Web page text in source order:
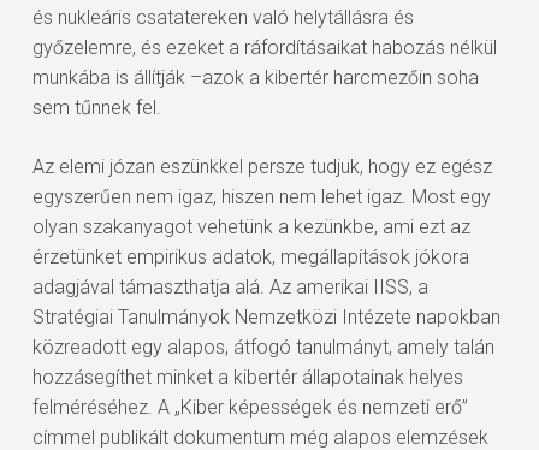
és nukleáris csatatereken való helytállásra és
győzelemre, és ezeket a ráfordításaikat habozás nélkül
munkába is állítják –azok a kibertér harcmezőin soha
sem tűnnek fel.
Az elemi józan eszünkkel persze tudjuk, hogy ez egész
egyszerűen nem igaz, hiszen nem lehet igaz. Most egy
olyan szakanyagot vehetünk a kezünkbe, ami ezt az
érzetünket empirikus adatok, megállapítások jókora
adagjával támaszthatja alá. Az amerikai IISS, a
Stratégiai Tanulmányok Nemzetközi Intézete napokban
közreadott egy alapos, átfogó tanulmányt, amely talán
hozzásegíthet minket a kibertér állapotainak helyes
felméréséhez. A „Kiber képességek és nemzeti erő”
címmel publikált dokumentum még alapos elemzések